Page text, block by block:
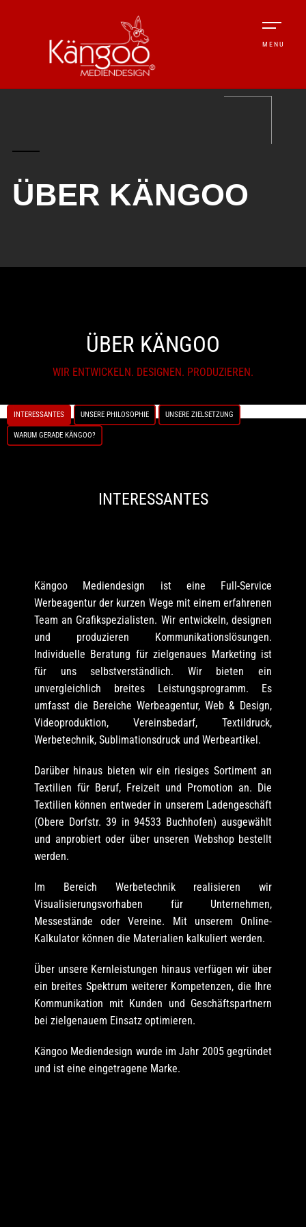
MENU
ÜBER KÄNGOO
ÜBER KÄNGOO
WIR ENTWICKELN. DESIGNEN. PRODUZIEREN.
INTERESSANTES UNSERE PHILOSOPHIE UNSERE ZIELSETZUNG
WARUM GERADE KÄNGOO?
INTERESSANTES
Kängoo Mediendesign ist eine Full-Service
Werbeagentur der kurzen Wege mit einem erfahrenen
Team an Grafikspezialisten. Wir entwickeln, designen
und produzieren Kommunikationslösungen.
Individuelle Beratung für zielgenaues Marketing ist
für uns selbstverständlich. Wir bieten ein
unvergleichlich breites Leistungsprogramm. Es
umfasst die Bereiche Werbeagentur, Web & Design,
Videoproduktion, Vereinsbedarf, Textildruck,
Werbetechnik, Sublimationsdruck und Werbeartikel.
Darüber hinaus bieten wir ein riesiges Sortiment an
Textilien für Beruf, Freizeit und Promotion an. Die
Textilien können entweder in unserem Ladengeschäft
(Obere Dorfstr. 39 in 94533 Buchhofen) ausgewählt
und anprobiert oder über unseren Webshop bestellt
werden.
Im Bereich Werbetechnik realisieren wir
Visualisierungsvorhaben für Unternehmen,
Messestände oder Vereine. Mit unserem Online-
Kalkulator können die Materialien kalkuliert werden.
Über unsere Kernleistungen hinaus verfügen wir über
ein breites Spektrum weiterer Kompetenzen, die Ihre
Kommunikation mit Kunden und Geschäftspartnern
bei zielgenauem Einsatz optimieren.
Kängoo Mediendesign wurde im Jahr 2005 gegründet
und ist eine eingetragene Marke.